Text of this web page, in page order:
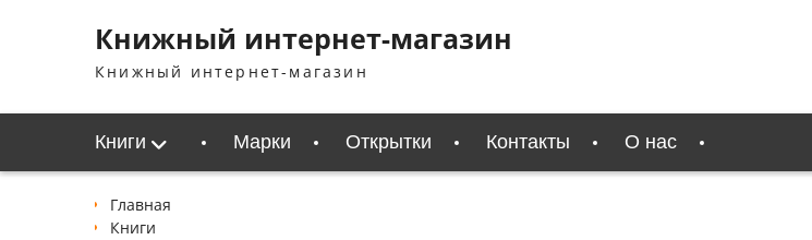
содержимомуКнижный интернет-магазин
Книжный интернет-магазин
Книги Марки Открытки Контакты О нас
Главная
Книги